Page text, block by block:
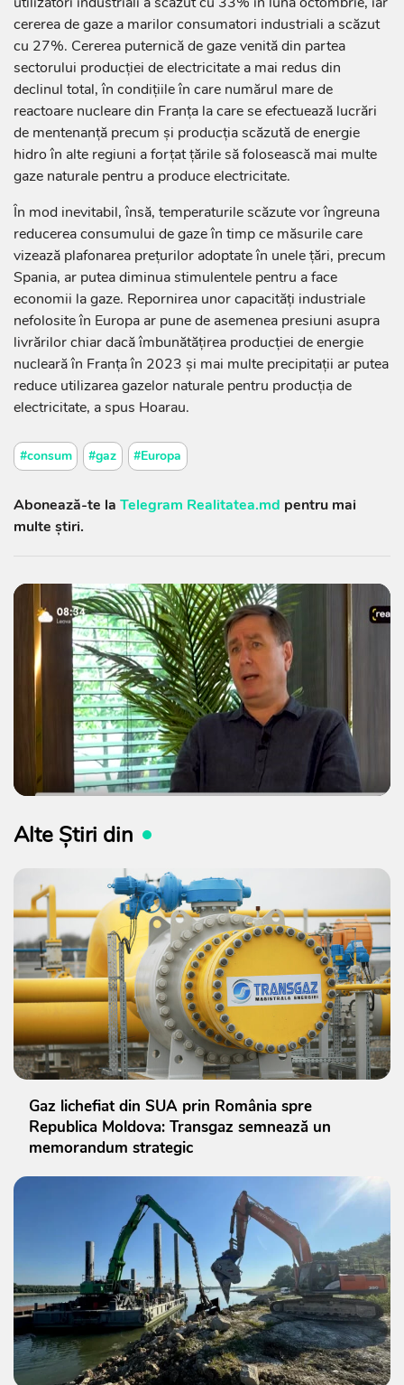
cererea de gaze a marilor consumatori industriali a scăzut
cu 27%. Cererea puternică de gaze venită din partea
sectorului producţiei de electricitate a mai redus din
declinul total, în condiţiile în care numărul mare de
reactoare nucleare din Franţa la care se efectuează lucrări
de mentenanţă precum şi producţia scăzută de energie
hidro în alte regiuni a forţat ţările să folosească mai multe
gaze naturale pentru a produce electricitate.
În mod inevitabil, însă, temperaturile scăzute vor îngreuna
reducerea consumului de gaze în timp ce măsurile care
vizează plafonarea preţurilor adoptate în unele ţări, precum
Spania, ar putea diminua stimulentele pentru a face
economii la gaze. Repornirea unor capacităţi industriale
nefolosite în Europa ar pune de asemenea presiuni asupra
livrărilor chiar dacă îmbunătăţirea producţiei de energie
nucleară în Franţa în 2023 şi mai multe precipitaţii ar putea
reduce utilizarea gazelor naturale pentru producţia de
electricitate, a spus Hoarau.
#consum #gaz #Europa
Abonează-te la Telegram Realitatea.md pentru mai
multe știri.
Alte Știri din
Gaz lichefiat din SUA prin România spre
Republica Moldova: Transgaz semnează un
memorandum strategic